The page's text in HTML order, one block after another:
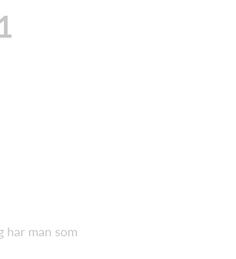
har man som